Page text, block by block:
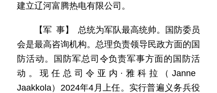
建立辽河富腾热电有限公司。
【军 事】 总统为军队最高统帅。国防委员
会是最高咨询机构。总理负责领导民政方面的国
防活动。国防军总司令负责军事方面的国防活
动。现任总司令亚内·雅科拉（Janne
Jaakkola）2024年4月上任。实行普遍义务兵役